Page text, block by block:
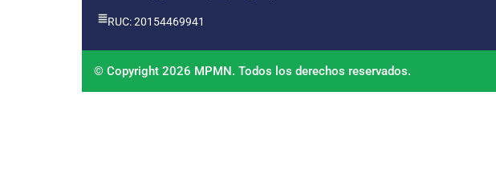
RUC: 20154469941
© Copyright 2026 MPMN. Todos los derechos reservados.